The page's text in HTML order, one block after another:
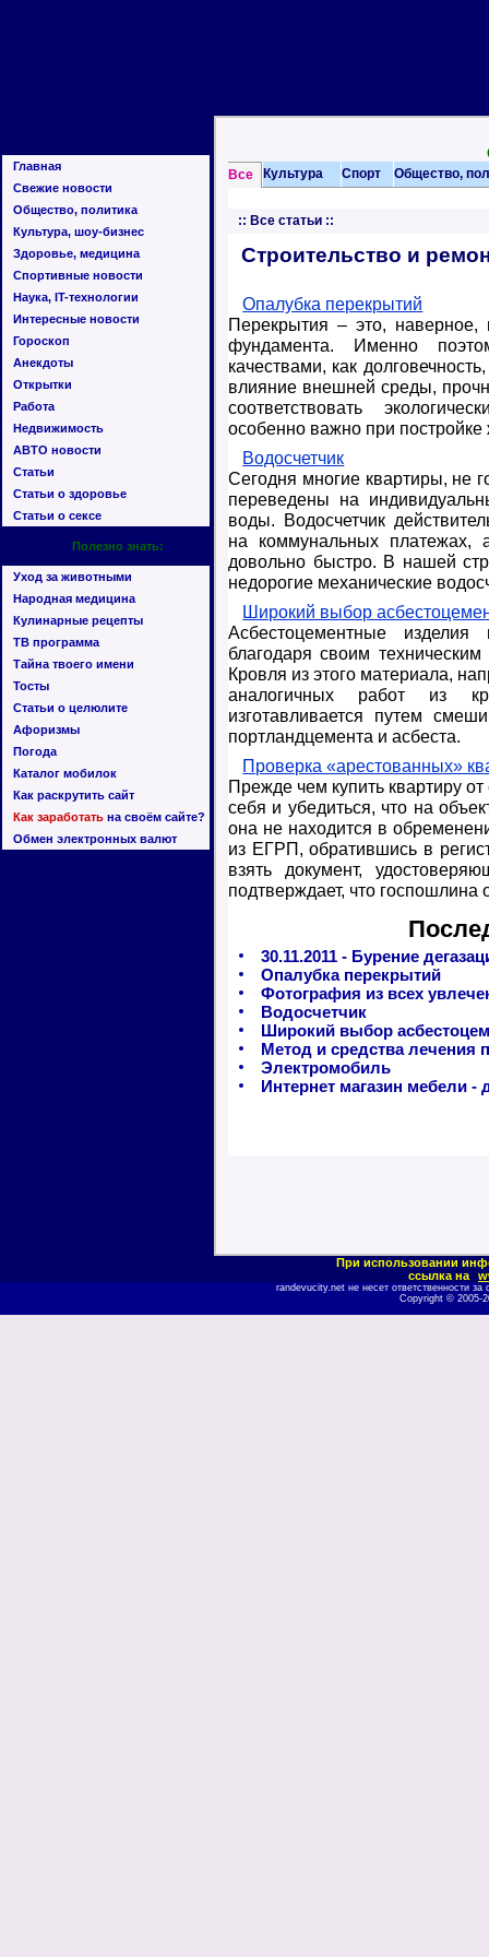
Главная
Свежие новости
Общество, политика
Культура, шоу-бизнес
Здоровье, медицина
Спортивные новости
Наука, IT-технологии
Интересные новости
Гороскоп
Анекдоты
Открытки
Работа
Недвижимость
АВТО новости
Статьи
Статьи о здоровье
Статьи о сексе
Полезно знать:
Уход за животными
Народная медицина
Кулинарные рецепты
ТВ программа
Тайна твоего имени
Тосты
Статьи о целюлите
Афоризмы
Погода
Каталог мобилок
Как раскрутить сайт
Как заработать на своём сайте?
Обмен электронных валют
Все Культура Спорт Общество,
:: Все статьи ::
Строительство и
Опалубка перекрытий
Перекрытия – это, наверное,
фундамента. Именно
качествами, как
влияние внешней среды,
соответствовать
особенно важно при
Водосчетчик
Сегодня многие квартиры, не
переведены на
воды. Водосчетчик
на коммунальных платежах,
довольно быстро. В нашей
недорогие механические
Широкий выбор
Асбестоцементные
благодаря своим
Кровля из этого материала,
аналогичных работ из
изготавливается путем
портландцемента и асбеста.
Проверка «арестованных»
Прежде чем купить квартиру
себя и убедиться, что на
она не находится в
из ЕГРП, обратившись в
взять документ,
подтверждает, что госпошлина
30.11.2011 - Бурение
Опалубка перекрытий
Фотография из всех
Водосчетчик
Широкий выбор
Метод и средства лечения
Электромобиль
Интернет магазин мебели
При использовании
ссылка на
randevucity.net не несет ответственности
Copyright © 2005-